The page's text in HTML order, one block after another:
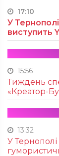
17:10
У
виступить
15:56
Тиждень
«Креатор-
13:32
У Тернополі